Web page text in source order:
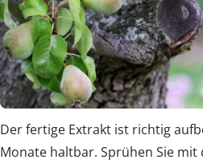
Der fertige Extrakt ist richtig
Monate haltbar. Sprühen Sie